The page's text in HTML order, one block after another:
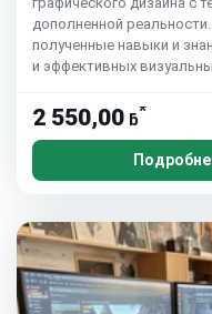
дополненной
полученные навыки и
и эффективных
2 550,00 ƃ*